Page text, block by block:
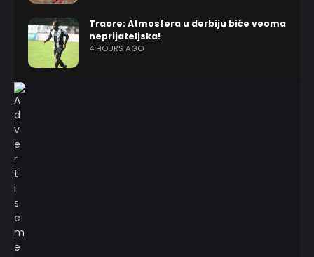
Traore: Atmosfera u derbiju biće veoma
neprijateljska!
4 HOURS AGO